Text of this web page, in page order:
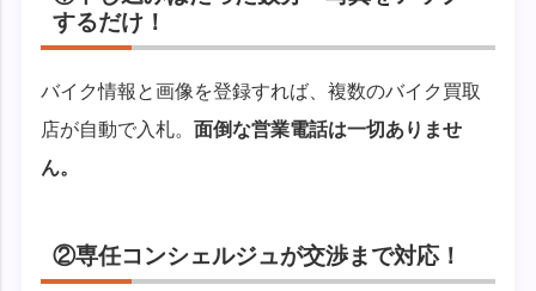
するだけ！
バイク情報と画像を登録すれば、複数のバイク買取
店が自動で入札。面倒な営業電話は一切ありませ
ん。
②専任コンシェルジュが交渉まで対応！